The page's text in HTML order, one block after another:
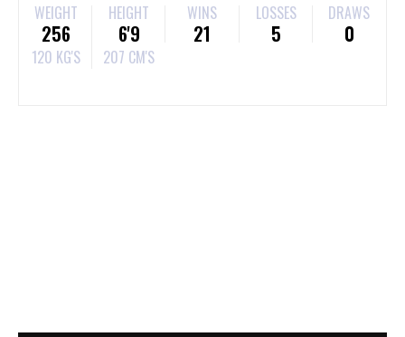
WEIGHT
256
120 KG'S
HEIGHT
6'9
207 CM'S
WINS
21
LOSSES
5
DRAWS
0